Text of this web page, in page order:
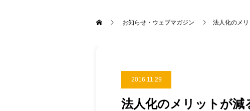
お知らせ・ウェブマガジン 法人化のメ
2016.11.29
法人化のメリットが減